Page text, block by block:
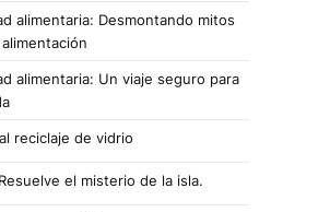
alimentaria: Desmontando mitos
alimentaria: Un viaje seguro para
reciclaje de vidrio
el misterio de la isla.